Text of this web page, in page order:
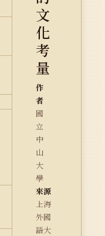
文
化
考
量
作
者
國
立
中
山
大
學
來源
上海
外國
語大